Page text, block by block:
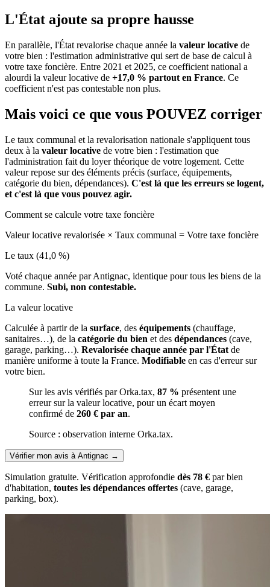
L'État ajoute sa propre hausse
En parallèle, l'État revalorise chaque année la valeur locative de
votre bien : l'estimation administrative qui sert de base de calcul à
votre taxe foncière. Entre 2021 et 2025, ce coefficient national a
alourdi la valeur locative de +17,0 % partout en France. Ce
coefficient n'est pas contestable non plus.
Mais voici ce que vous POUVEZ corriger
Le taux communal et la revalorisation nationale s'appliquent tous
deux à la valeur locative de votre bien : l'estimation que
l'administration fait du loyer théorique de votre logement. Cette
valeur repose sur des éléments précis (surface, équipements,
catégorie du bien, dépendances). C'est là que les erreurs se logent,
et c'est là que vous pouvez agir.
Comment se calcule votre taxe foncière
Valeur locative revalorisée × Taux communal = Votre taxe foncière
Le taux (41,0 %)
Voté chaque année par Antignac, identique pour tous les biens de la
commune. Subi, non contestable.
La valeur locative
Calculée à partir de la surface, des équipements (chauffage,
sanitaires…), de la catégorie du bien et des dépendances (cave,
garage, parking…). Revalorisée chaque année par l'État de
manière uniforme à toute la France. Modifiable en cas d'erreur sur
votre bien.
Sur les avis vérifiés par Orka.tax, 87 % présentent une
erreur sur la valeur locative, pour un écart moyen
confirmé de 260 € par an.
Source : observation interne Orka.tax.
Vérifier mon avis à Antignac →
Simulation gratuite. Vérification approfondie dès 78 € par bien
d'habitation, toutes les dépendances offertes (cave, garage,
parking, box).